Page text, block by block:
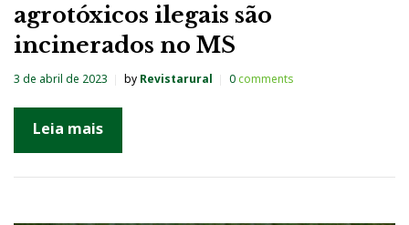
agrotóxicos ilegais são
incinerados no MS
3 de abril de 2023 by Revistarural 0comments
Leia mais